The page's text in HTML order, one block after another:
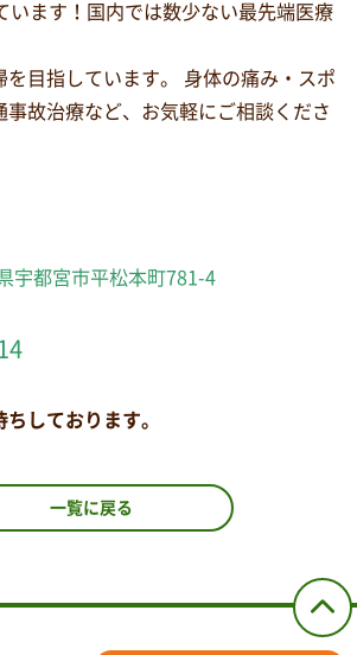
います！国内では数少ない最先端医療
を目指しています。 身体の痛み・スポ
事故治療など、お気軽にご相談くださ
宇都宮市平松本町781-4
しております。
一覧に戻る